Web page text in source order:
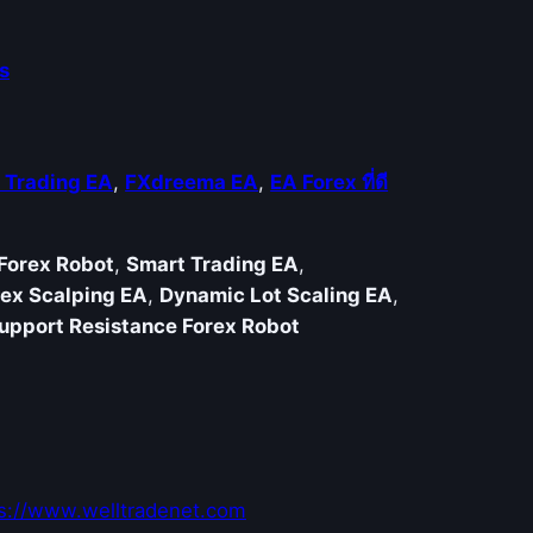
Trading EA, FXdreema EA, EA Forex ที่ดี
Robot, Smart Trading EA,
Scalping EA, Dynamic Lot Scaling EA,
Resistance Forex Robot
www.welltradenet.com